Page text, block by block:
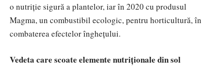
o nutriție sigură a plantelor, iar în 2020 cu produsul
Magma, un combustibil ecologic, pentru horticultură, în
combaterea efectelor înghețului.
Vedeta care scoate elemente nutriționale din sol